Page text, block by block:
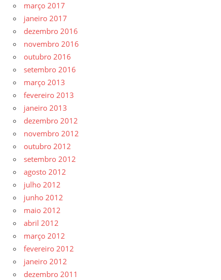
março 2017
janeiro 2017
dezembro 2016
novembro 2016
outubro 2016
setembro 2016
março 2013
fevereiro 2013
janeiro 2013
dezembro 2012
novembro 2012
outubro 2012
setembro 2012
agosto 2012
julho 2012
junho 2012
maio 2012
abril 2012
março 2012
fevereiro 2012
janeiro 2012
dezembro 2011